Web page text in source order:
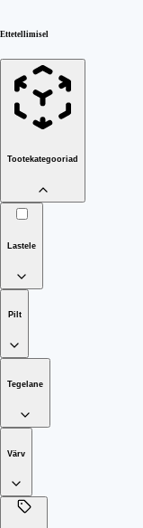
Ettetellimisel
Tootekategooriad
Lastele
Pilt
Tegelane
Värv